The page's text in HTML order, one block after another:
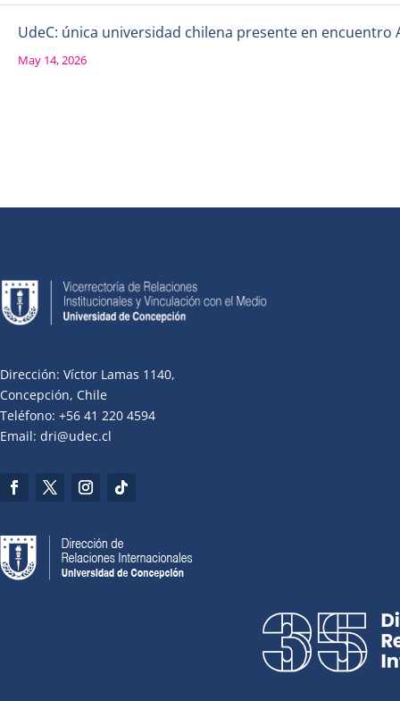
UdeC: única universidad chilena presente en
May 14, 2026
Dirección: Víctor Lamas 1140,
Concepción, Chile
Teléfono: +56 41 220 4594
Email: dri@udec.cl